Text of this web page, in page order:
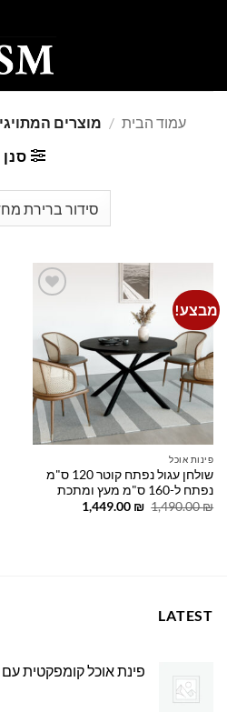
עמוד הבית / מוצרים המתויגים
סנן
מבצע!
פינות אוכל
שולחן עגול נפתח קוטר 120 ס"מ
נפתח ל-160 ס"מ מעץ ומתכת
1,490.00₪
המחיר
1,449.00 ₪
המחיר
LATEST
פינת אוכל קומפקטית עם 4 כיסאות מרופדים